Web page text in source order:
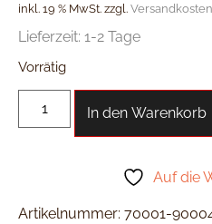
inkl. 19 % MwSt. zzgl. Versandkosten
Lieferzeit: 1-2 Tage
Vorrätig
In den Warenkorb
Auf die
Artikelnummer: 70001-